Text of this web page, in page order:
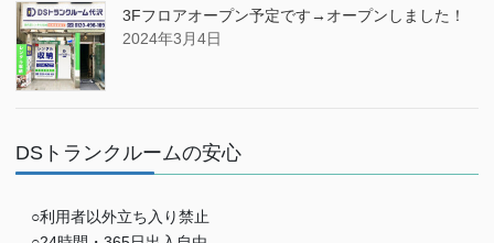
3Fフロアオープン予定です→オープンしました！
2024年3月4日
DSトランクルームの安心
○利用者以外立ち入り禁止